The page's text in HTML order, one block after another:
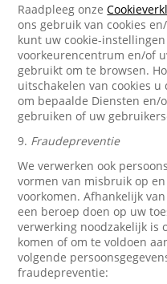
Raadpleeg onze
ons gebruik van cookies
kunt uw cookie-
voorkeurencentrum en/of
gebruikt om te browsen.
uitschakelen van cookies
om bepaalde Diensten en/
gebruiken of uw
9. Fraudepreventie
We verwerken ook
vormen van misbruik op
voorkomen. Afhankelijk
een beroep doen op uw
verwerking noodzakelijk is
komen of om te voldoen
volgende
fraudepreventie: